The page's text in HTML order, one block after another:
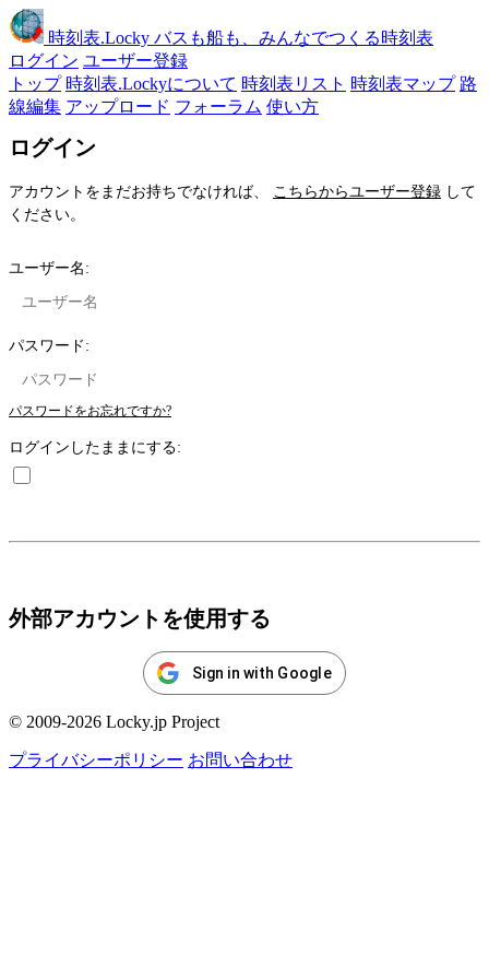
時刻表.Locky バスも船も、みんなでつくる時刻表
ログイン ユーザー登録
トップ 時刻表.Lockyについて 時刻表リスト 時刻表マップ 路
線編集 アップロード フォーラム 使い方
ログイン
アカウントをまだお持ちでなければ、 こちらからユーザー登録 して
ください。
ユーザー名:
パスワード:
パスワードをお忘れですか?
ログインしたままにする:
外部アカウントを使用する
Sign in with Google
© 2009-2026 Locky.jp Project
プライバシーポリシー お問い合わせ